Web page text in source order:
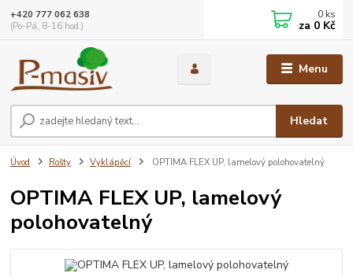
Menu
Hledat
+420 777 062 638
(Po-Pá, 8-16 hod.)
0 ks
za 0 Kč
Úvod Rošty Vyklápěcí OPTIMA FLEX UP, lamelový polohovatelný
OPTIMA FLEX UP, lamelový
polohovatelný